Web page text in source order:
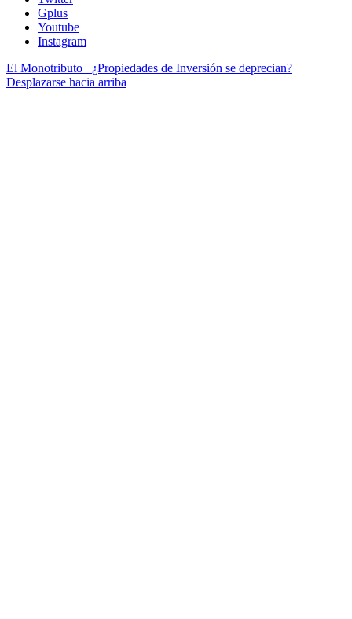
Gplus
Youtube
Instagram
El Monotributo
¿Propiedades de Inversión se deprecian?
Desplazarse hacia arriba